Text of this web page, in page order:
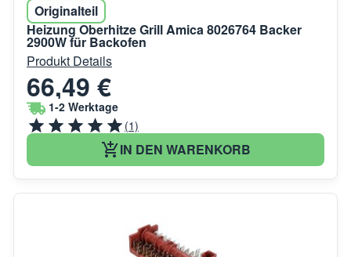
Originalteil
Heizung Oberhitze Grill Amica 8026764 Backer
2900W für Backofen
Produkt Details
66,49 €
1-2 Werktage
(1)
IN DEN WARENKORB